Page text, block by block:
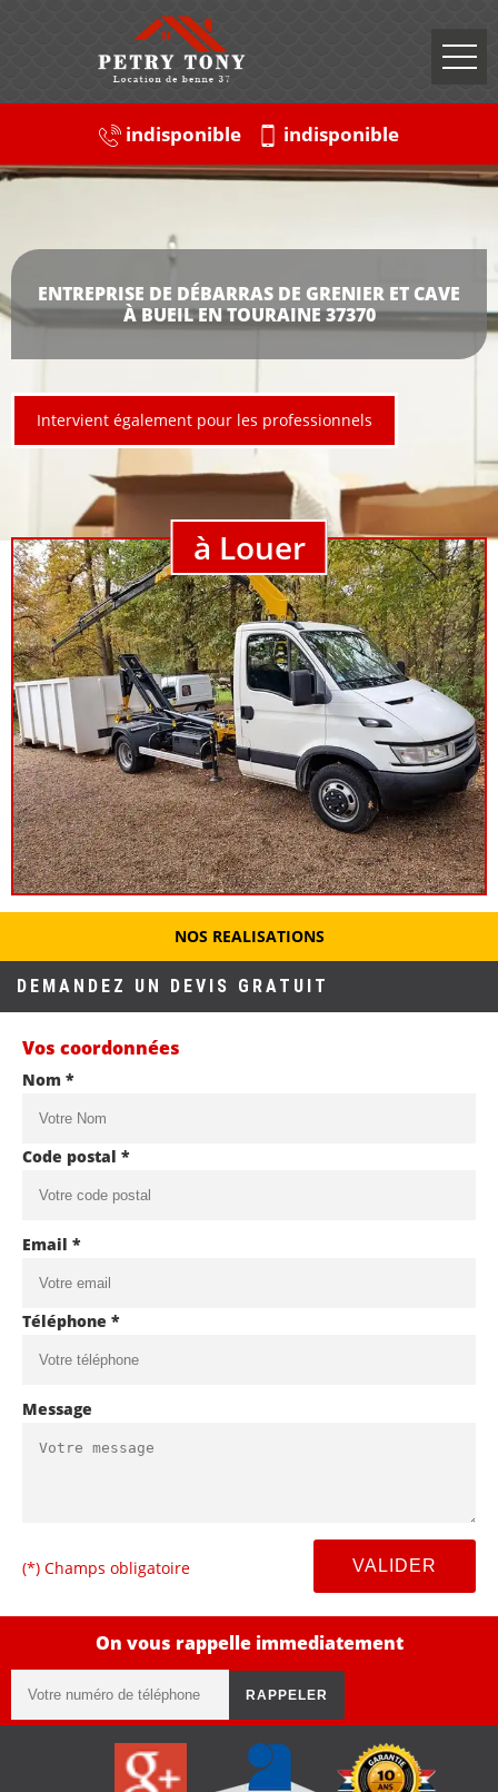
indisponible indisponible
ENTREPRISE DE DÉBARRAS DE GRENIER ET CAVE
À BUEIL EN TOURAINE 37370
Intervient également pour les professionnels
à Louer
NOS REALISATIONS
DEMANDEZ UN DEVIS GRATUIT
Vos coordonnées
Nom *
Code postal *
Email *
Téléphone *
Message
(*) Champs obligatoire
On vous rappelle immediatement